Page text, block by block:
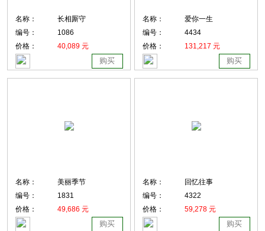
名称：
长相厮守
编号：
1086
价格：
40,089 元
购买
名称：
爱你一生
编号：
4434
价格：
131,217 元
购买
名称：
美丽季节
编号：
1831
价格：
49,686 元
购买
名称：
回忆往事
编号：
4322
价格：
59,278 元
购买